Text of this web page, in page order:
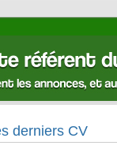
derniers CV